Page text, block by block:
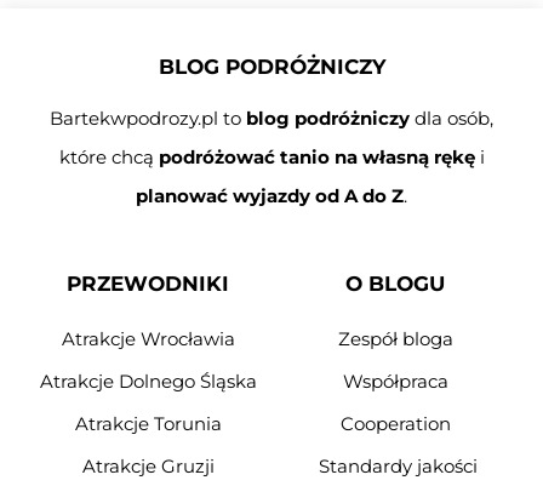
BLOG PODRÓŻNICZY
Bartekwpodrozy.pl to blog podróżniczy dla osób,
które chcą podróżować tanio na własną rękęi
planować wyjazdy od A do Z.
PRZEWODNIKI
Atrakcje Wrocławia
Atrakcje Dolnego Śląska
Atrakcje Torunia
Atrakcje Gruzji
O BLOGU
Zespół bloga
Współpraca
Cooperation
Standardy jakości